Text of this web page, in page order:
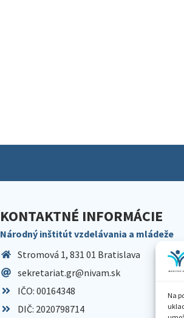
Na
KONTAKTNÉ INFORMÁCIE
Národný inštitút vzdelávania a mládeže
Stromová 1, 831 01 Bratislava
sekretariat.gr@nivam.sk
IČO: 00164348
DIČ: 2020798714